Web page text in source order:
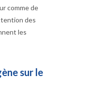
comme de
des
les
sur le